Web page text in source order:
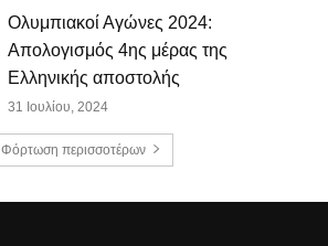
Ολυμπιακοί Αγώνες 2024:
Απολογισμός 4ης μέρας της
Ελληνικής αποστολής
31 Ιουλίου, 2024
Φόρτωση περισσοτέρων